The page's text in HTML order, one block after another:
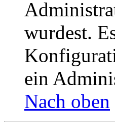
wurdest.
ein
Nach oben